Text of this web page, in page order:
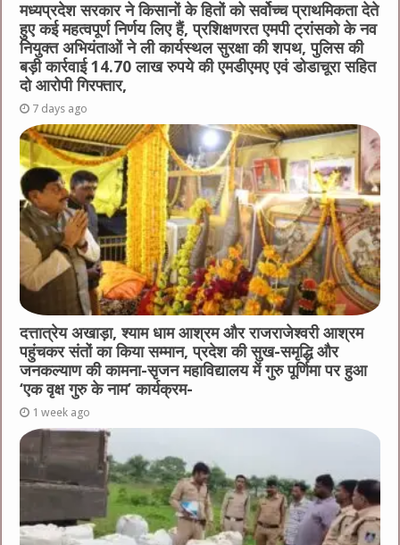
मध्यप्रदेश सरकार ने किसानों के हितों को सर्वोच्च प्राथमिकता देते
हुए कई महत्वपूर्ण निर्णय लिए हैं, प्रशिक्षणरत एमपी ट्रांसको के नव
नियुक्त अभियंताओं ने ली कार्यस्थल सुरक्षा की शपथ, पुलिस की
बड़ी कार्रवाई 14.70 लाख रुपये की एमडीएमए एवं डोडाचूरा सहित
दो आरोपी गिरफ्तार,
7 days ago
दत्तात्रेय अखाड़ा, श्याम धाम आश्रम और राजराजेश्वरी आश्रम
पहुंचकर संतों का किया सम्मान, प्रदेश की सुख-समृद्धि और
जनकल्याण की कामना-सृजन महाविद्यालय में गुरु पूर्णिमा पर हुआ
‘एक वृक्ष गुरु के नाम’ कार्यक्रम-
1 week ago